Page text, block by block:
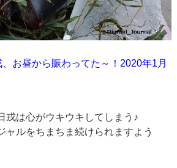
、お昼から賑わってた～！2020年1月
戎は心がウキウキしてしまう♪
ャルをちまちま続けられますよう